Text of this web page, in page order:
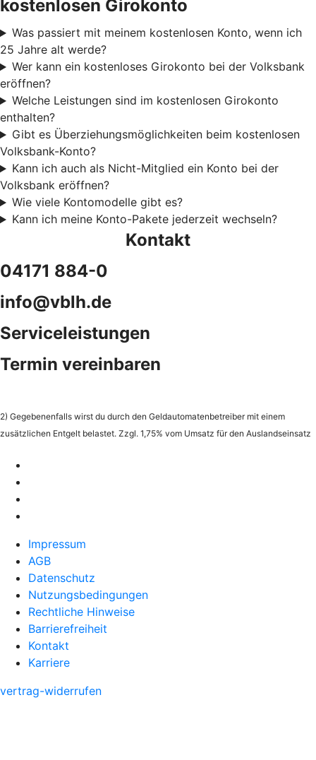
kostenlosen Girokonto
Was passiert mit meinem kostenlosen Konto, wenn ich
25 Jahre alt werde?
Wer kann ein kostenloses Girokonto bei der Volksbank
eröffnen?
Welche Leistungen sind im kostenlosen Girokonto
enthalten?
Gibt es Überziehungsmöglichkeiten beim kostenlosen
Volksbank-Konto?
Kann ich auch als Nicht-Mitglied ein Konto bei der
Volksbank eröffnen?
Wie viele Kontomodelle gibt es?
Kann ich meine Konto-Pakete jederzeit wechseln?
Kontakt
04171 884-0
info@vblh.de
Serviceleistungen
Termin vereinbaren
2) Gegebenenfalls wirst du durch den Geldautomatenbetreiber mit einem
zusätzlichen Entgelt belastet. Zzgl. 1,75% vom Umsatz für den Auslandseinsatz
Impressum
AGB
Datenschutz
Nutzungsbedingungen
Rechtliche Hinweise
Barrierefreiheit
Kontakt
Karriere
vertrag-widerrufen